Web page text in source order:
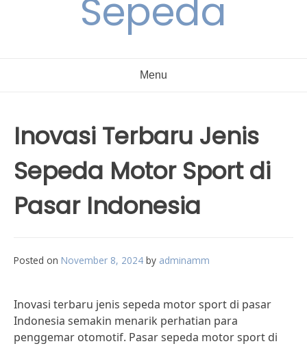
Sepeda
Menu
Inovasi Terbaru Jenis
Sepeda Motor Sport di
Pasar Indonesia
Posted on November 8, 2024 by adminamm
Inovasi terbaru jenis sepeda motor sport di pasar
Indonesia semakin menarik perhatian para
penggemar otomotif. Pasar sepeda motor sport di